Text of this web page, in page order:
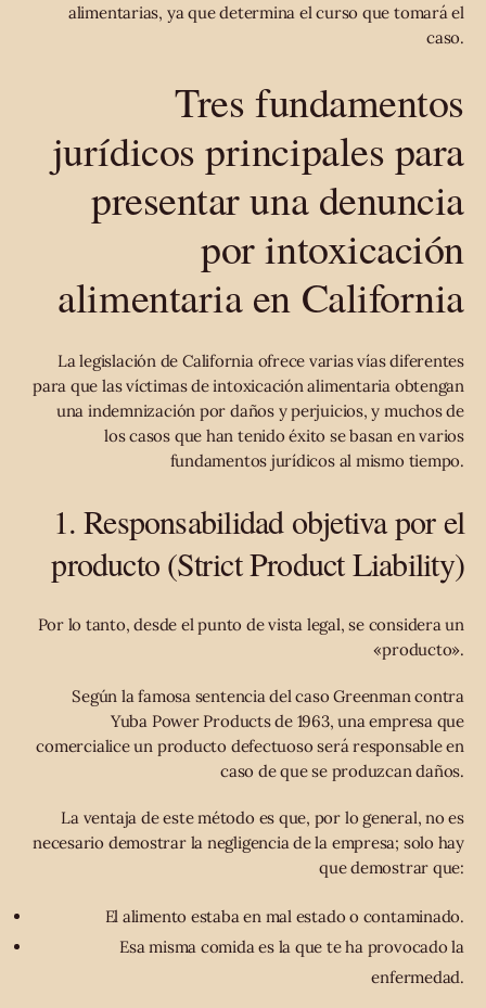
alimentarias, ya que determina el curso que tomará el
caso.
Tres fundamentos
jurídicos principales para
presentar una denuncia
por intoxicación
alimentaria en California
La legislación de California ofrece varias vías diferentes
para que las víctimas de intoxicación alimentaria obtengan
una indemnización por daños y perjuicios, y muchos de
los casos que han tenido éxito se basan en varios
fundamentos jurídicos al mismo tiempo.
1. Responsabilidad objetiva por el
producto (Strict Product Liability)
Por lo tanto, desde el punto de vista legal, se considera un
«producto».
Según la famosa sentencia del caso Greenman contra
Yuba Power Products de 1963, una empresa que
comercialice un producto defectuoso será responsable en
caso de que se produzcan daños.
La ventaja de este método es que, por lo general, no es
necesario demostrar la negligencia de la empresa; solo hay
que demostrar que:
El alimento estaba en mal estado o contaminado.
Esa misma comida es la que te ha provocado la
enfermedad.